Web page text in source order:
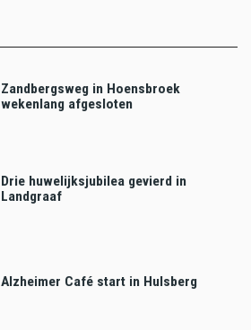
Zandbergsweg in Hoensbroek
wekenlang afgesloten
Drie huwelijksjubilea gevierd in
Landgraaf
Alzheimer Café start in Hulsberg